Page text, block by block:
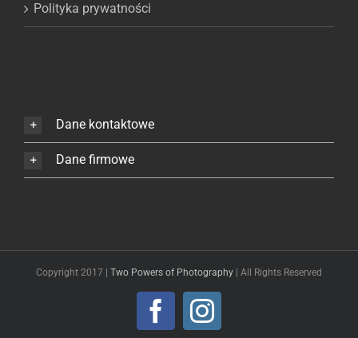
Polityka prywatności
Dane kontaktowe
Dane firmowe
Copyright 2017 | Two Powers of Photography | All Rights Reserved
FacebookInstagram